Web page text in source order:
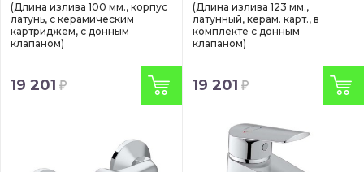
(Длина излива 100 мм., корпус
латунь, с керамическим
картриджем, с донным
клапаном)
19 201
(Длина излива 123 мм.,
латунный, керам. карт., в
комплекте с донным
клапаном)
19 201